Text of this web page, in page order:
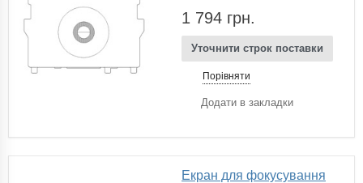
1 794 грн.
Уточнити строк поставки
Порівняти
Додати в закладки
Екран для фокусування